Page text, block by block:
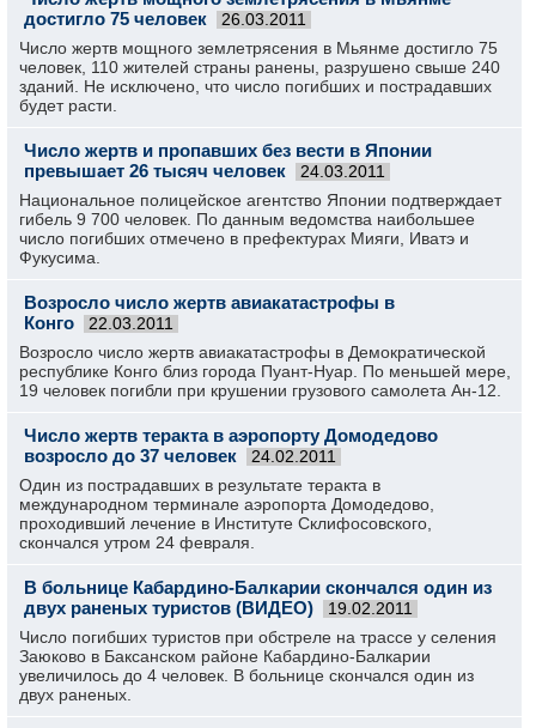
достигло 75 человек
26.03.2011
Число жертв мощного землетрясения в Мьянме достигло 75
человек, 110 жителей страны ранены, разрушено свыше 240
зданий. Не исключено, что число погибших и пострадавших
будет расти.
Число жертв и пропавших без вести в Японии
превышает 26 тысяч человек
24.03.2011
Национальное полицейское агентство Японии подтверждает
гибель 9 700 человек. По данным ведомства наибольшее
число погибших отмечено в префектурах Мияги, Иватэ и
Фукусима.
Возросло число жертв авиакатастрофы в
Конго
22.03.2011
Возросло число жертв авиакатастрофы в Демократической
республике Конго близ города Пуант-Нуар. По меньшей мере,
19 человек погибли при крушении грузового самолета Ан-12.
Число жертв теракта в аэропорту Домодедово
возросло до 37 человек
24.02.2011
Один из пострадавших в результате теракта в
международном терминале аэропорта Домодедово,
проходивший лечение в Институте Склифосовского,
скончался утром 24 февраля.
В больнице Кабардино-Балкарии скончался один из
двух раненых туристов (ВИДЕО)
19.02.2011
Число погибших туристов при обстреле на трассе у селения
Заюково в Баксанском районе Кабардино-Балкарии
увеличилось до 4 человек. В больнице скончался один из
двух раненых.